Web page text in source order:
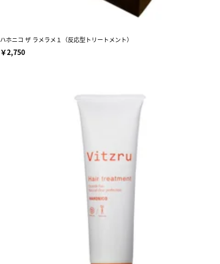
ハホニコ ザ ラメラメ１（反応型トリートメント）
￥2,750